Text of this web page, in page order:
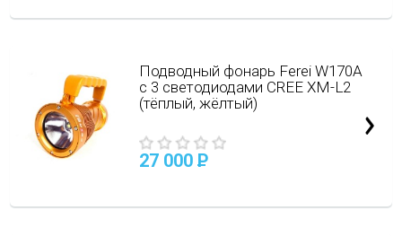
Подводный фонарь Ferei W170А
с 3 светодиодами CREE XM-L2
(тёплый, жёлтый)
27 000 P